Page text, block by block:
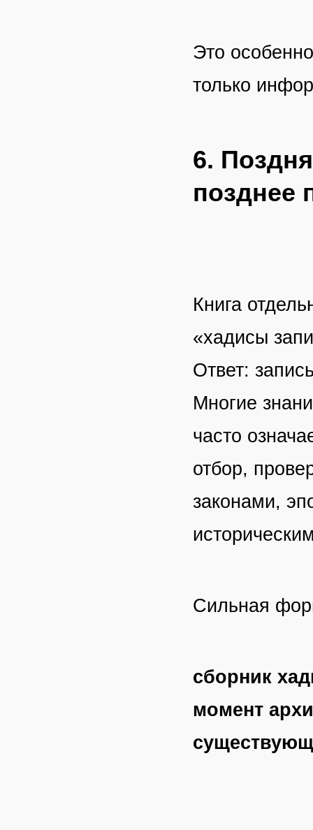
Это
только
6.
позднее
Книга
«хадисы
Ответ:
Многие
часто
отбор,
законами,
Сильная
сборник
момент